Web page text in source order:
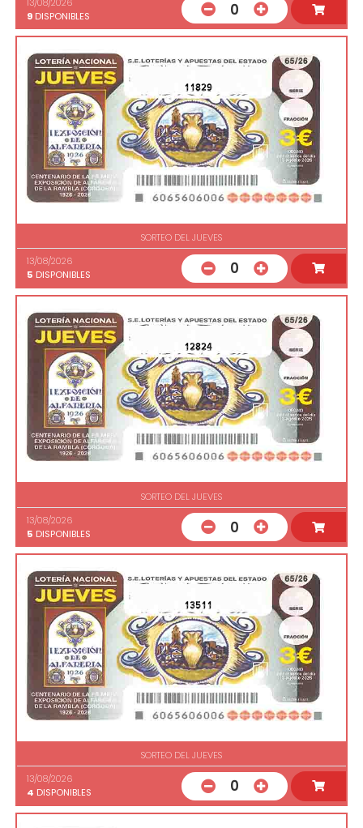
9 DISPONIBLES 0
11829
SORTEO DEL JUEVES
13/08/2026
5 DISPONIBLES 0
12824
SORTEO DEL JUEVES
13/08/2026
5 DISPONIBLES 0
13511
SORTEO DEL JUEVES
13/08/2026
4 DISPONIBLES 0